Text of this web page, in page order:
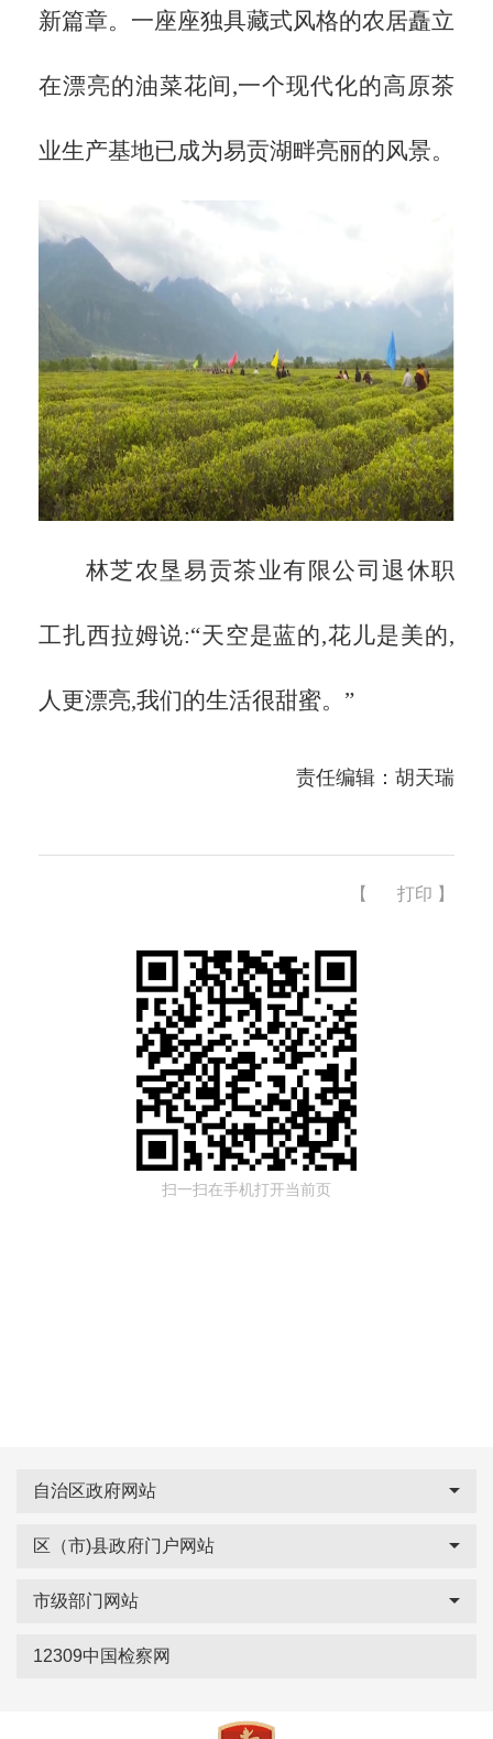
新篇章。一座座独具藏式风格的农居矗立
在漂亮的油菜花间,一个现代化的高原茶
业生产基地已成为易贡湖畔亮丽的风景。
林芝农垦易贡茶业有限公司退休职
工扎西拉姆说:“天空是蓝的,花儿是美的,
人更漂亮,我们的生活很甜蜜。”
责任编辑：胡天瑞
【 打印 】
扫一扫在手机打开当前页
自治区政府网站
区（市)县政府门户网站
市级部门网站
12309中国检察网